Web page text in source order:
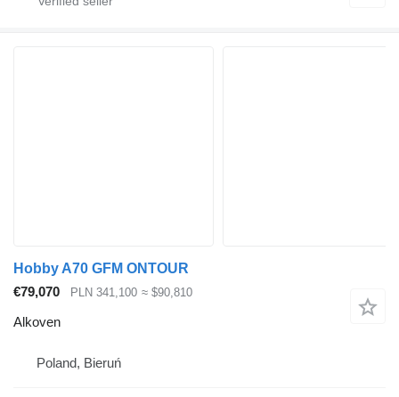
Hobby A70 GFM ONTOUR
€79,070
PLN 341,100 ≈ $90,810
Alkoven
Poland, Bieruń